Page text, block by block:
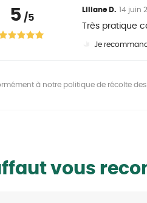
5 /5
Liliane D. 14 juin
Très pratique
Je
à notre politique de récolte
vous